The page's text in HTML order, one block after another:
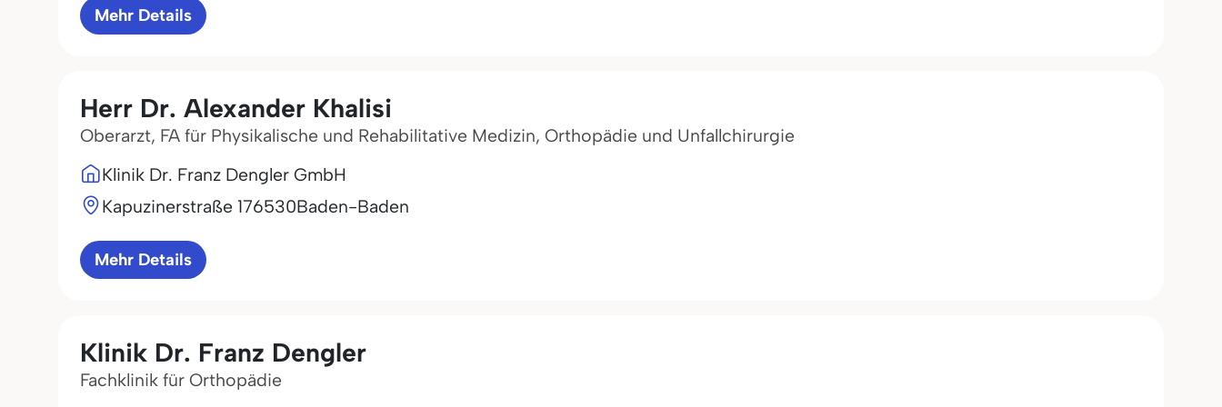
Mehr Details
Herr Dr. Alexander Khalisi
Oberarzt, FA für Physikalische und Rehabilitative Medizin, Orthopädie und Unfallchirurgie
Klinik Dr. Franz Dengler GmbH
Kapuzinerstraße 176530Baden-Baden
Mehr Details
Klinik Dr. Franz Dengler
Fachklinik für Orthopädie